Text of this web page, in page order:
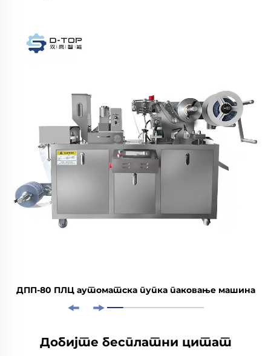
ДПП-80 ПЛЦ аутоматска пупка паковање машина
Добијте бесплатни цитат